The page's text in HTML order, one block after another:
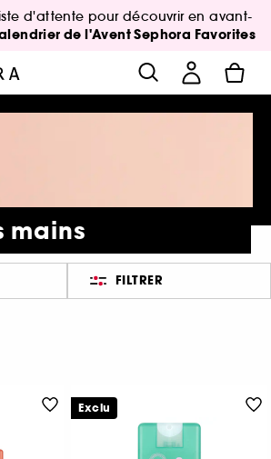
d'attente pour découvrir en avant-
de l'Avent Sephora Favorites
mains
FILTRER
Exclu